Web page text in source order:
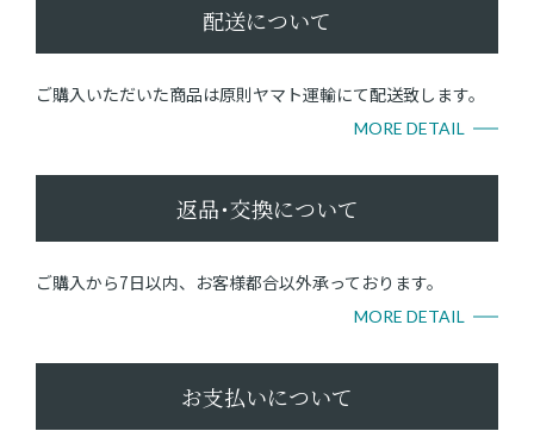
配送について
ご購入いただいた商品は原則ヤマト運輸にて配送致します。
MORE DETAIL
返品･交換について
ご購入から7日以内、お客様都合以外承っております。
MORE DETAIL
お支払いについて